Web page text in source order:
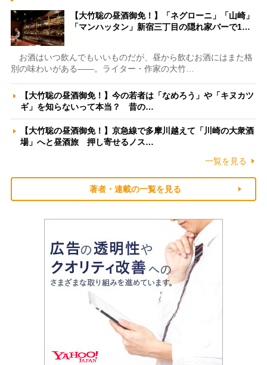
【大竹聡の昼酒御免！】「ネグローニ」「山崎」
「マンハッタン」新宿三丁目の隠れ家バーで1…
お酒はいつ飲んでもいいものだが、昼から飲むお酒にはまた格
別の味わいがある――。ライター・作家の大竹…
【大竹聡の昼酒御免！】今の若者は「なめろう」や「キヌカツ
ギ」を知らないって本当？ 昔の…
【大竹聡の昼酒御免！】京急線で多摩川越えて「川崎の大衆酒
場」へと昼酒旅 押し寄せるノス…
一覧を見る
著者・連載の一覧を見る